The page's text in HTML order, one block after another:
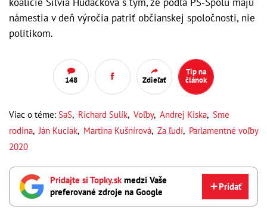
námestia v deň výročia patriť občianskej spoločnosti, nie
politikom.
148 Zdieľať
Tip na
článok
Viac o téme: SaS, Richard Sulík, Voľby, Andrej Kiska, Sme
rodina, Ján Kuciak, Martina Kušnírová, Za ľudí, Parlamentné voľby
2020
Pridajte si Topky.skmedzi Vaše
preferované zdroje na Google
Pridať